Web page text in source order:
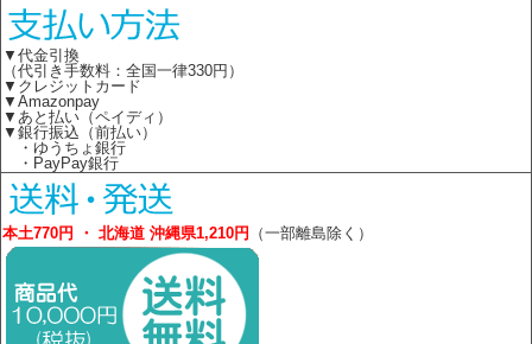
▼代金引換
（代引き手数料：全国一律330円）
▼クレジットカード
▼Amazonpay
▼あと払い（ペイディ）
▼銀行振込（前払い）
・ゆうちょ銀行
・PayPay銀行
本土770円 ・ 北海道 沖縄県1,210円 （一部離島除く）